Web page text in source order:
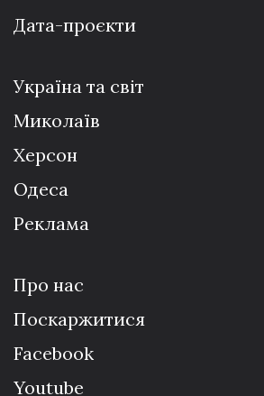
Дата-проєкти
Україна та світ
Миколаїв
Херсон
Одеса
Реклама
Про нас
Поскаржитися
Facebook
Youtube